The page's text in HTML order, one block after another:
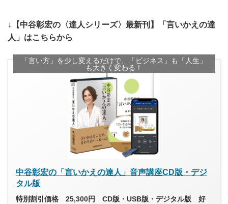
↓【中谷彰宏の〈達人シリーズ〉最新刊】「言いかえの達
人」はこちらから
「言い方」を少し変えるだけで、「ビジネス」も「人生」
も大きく変わる！
中谷彰宏の「言いかえの達人」音声講座CD版・デジ
タル版
特別割引価格 25,300円 CD版・USB版・デジタル版 好